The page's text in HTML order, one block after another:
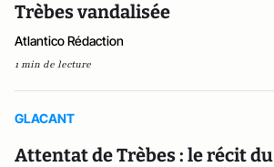
Trèbes vandalisée
Atlantico Rédaction
1 min de lecture
GLACANT
Attentat de Trèbes : le récit du